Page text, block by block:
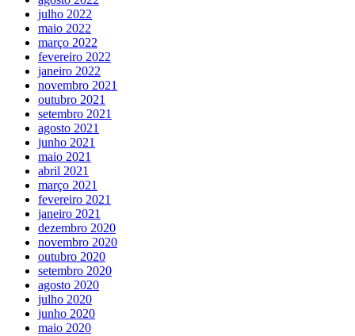
julho 2022
maio 2022
março 2022
fevereiro 2022
janeiro 2022
novembro 2021
outubro 2021
setembro 2021
agosto 2021
junho 2021
maio 2021
abril 2021
março 2021
fevereiro 2021
janeiro 2021
dezembro 2020
novembro 2020
outubro 2020
setembro 2020
agosto 2020
julho 2020
junho 2020
maio 2020